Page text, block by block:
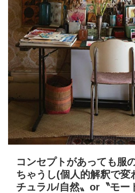
コンセプトがあっても服
ちゃうし(個人的解釈で
チュラル/自然〟or〝モー